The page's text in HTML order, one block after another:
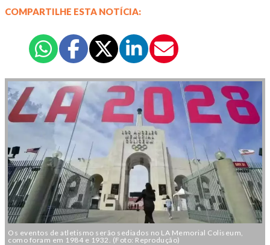
COMPARTILHE ESTA NOTÍCIA:
Os eventos de atletismo serão sediados no LA Memorial Coliseum,
como foram em 1984 e 1932. (Foto: Reprodução)